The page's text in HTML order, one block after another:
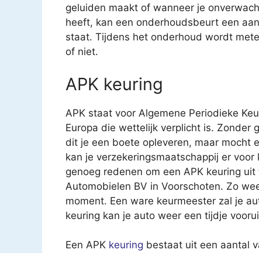
geluiden maakt of wanneer je
heeft, kan een onderhoudsbeurt een
staat. Tijdens het onderhoud wordt
of niet.
APK keuring
APK staat voor Algemene Periodieke
Europa die wettelijk verplicht is. Zonder
dit je een boete opleveren, maar mocht
kan je verzekeringsmaatschappij er
genoeg redenen om een APK keuring
Automobielen BV in Voorschoten. Zo
moment. Een ware keurmeester zal je
keuring kan je auto weer een tijdje
Een APK keuring bestaat uit een aantal